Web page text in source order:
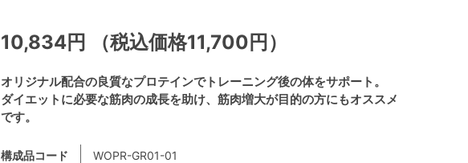
オリジナル配合の良質なプロテインでトレーニング後の体をサポート。
ダイエットに必要な筋肉の成長を助け、筋肉増大が目的の方にもオススメ
です。
10,834円 （税込価格11,700円）
構成品コード WOPR-GR01-01